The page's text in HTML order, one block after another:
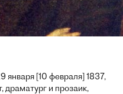
[10 февраля] 1837,
и прозаик,